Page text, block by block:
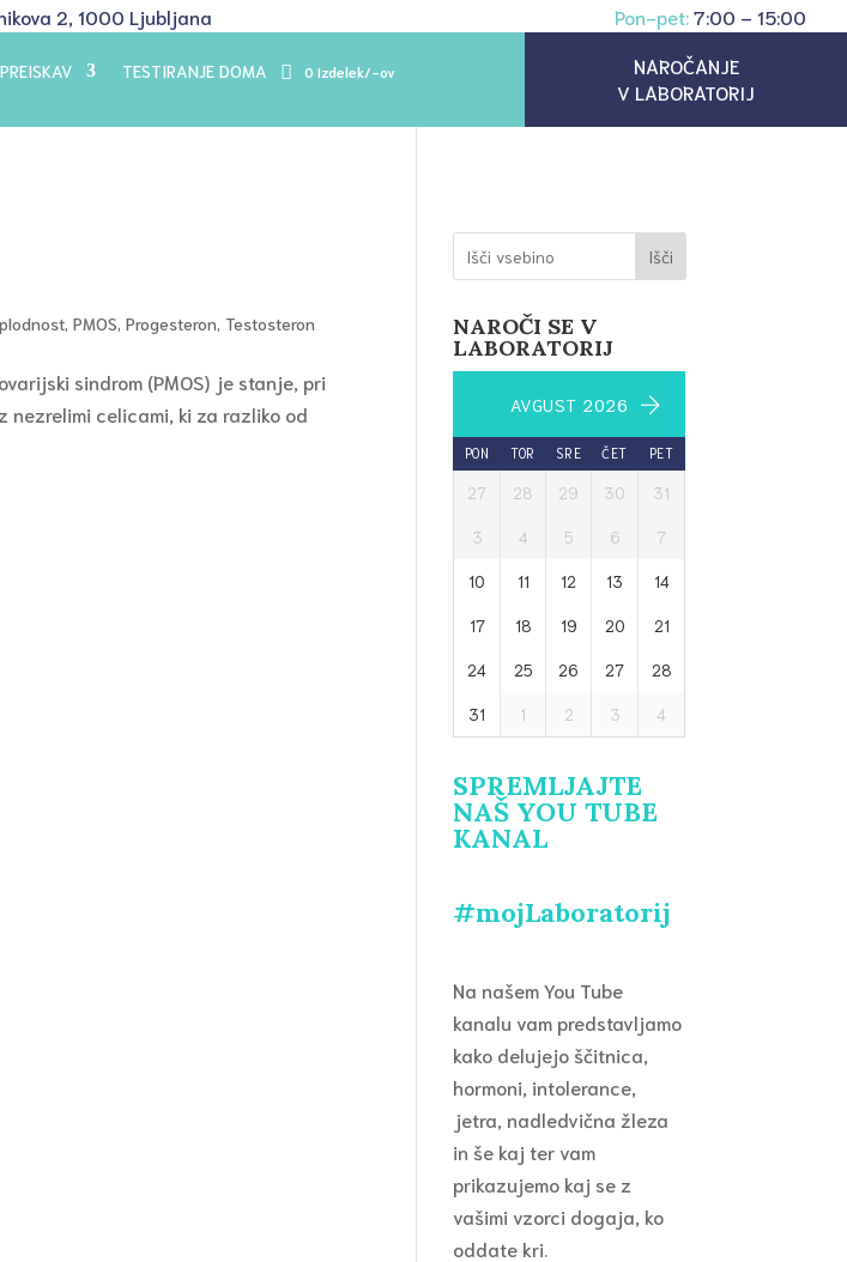
2, 1000 Ljubljana Pon-pet: 7:00 – 15:00
TESTIRANJE DOMA 0 Izdelek/-ov
NAROČANJE
V LABORATORIJ
,PMOS,Progesteron, Testosteron
sindrom (PMOS) je stanje, pri
celicami, ki za razliko od
Išči
NAROČI SE V
LABORATORIJ
AVGUST 2026
PON TOR SRE ČET PET
27 28 29 30 31
3 4 5 6 7
10 11 12 13 14
17 18 19 20 21
24 25 26 27 28
31 1 2 3 4
SPREMLJAJTE
NAŠ YOU TUBE
KANAL
#mojLaboratorij
Na našem You Tube
kanalu vam predstavljamo
kako delujejo ščitnica,
hormoni, intolerance,
jetra, nadledvična žleza
in še kaj ter vam
prikazujemo kaj se z
vašimi vzorci dogaja, ko
oddate kri.